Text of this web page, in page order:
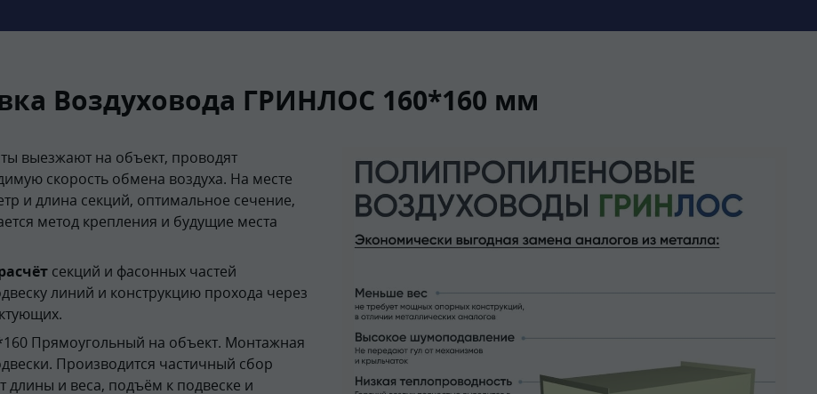
Воздуховода ГРИНЛОС 160*160 мм
выезжают на объект, проводят
скорость обмена воздуха. На месте
и длина секций, оптимальное сечение,
метод крепления и будущие места
секций и фасонных частей
линий и конструкцию прохода через
Прямоугольный на объект. Монтажная
Производится частичный сбор
длины и веса, подъём к подвеске и